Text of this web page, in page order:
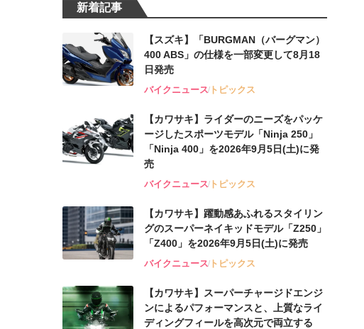
新着記事
【スズキ】「BURGMAN（バーグマン）
400 ABS」の仕様を一部変更して8月18
日発売
バイクニューストピックス
【カワサキ】ライダーのニーズをパッケ
ージしたスポーツモデル「Ninja 250」
「Ninja 400」を2026年9月5日(土)に発
売
バイクニューストピックス
【カワサキ】躍動感あふれるスタイリン
グのスーパーネイキッドモデル「Z250」
「Z400」を2026年9月5日(土)に発売
バイクニューストピックス
【カワサキ】スーパーチャージドエンジ
ンによるパフォーマンスと、上質なライ
ディングフィールを高次元で両立する